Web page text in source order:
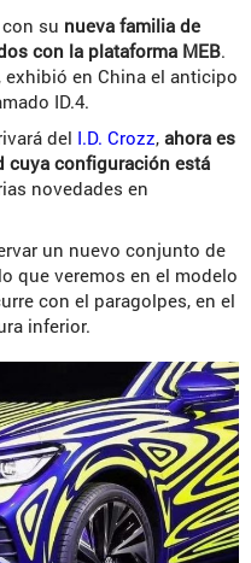
su nueva familia de
con la plataforma MEB.
exhibió en China el anticipo
ID.4.
del I.D. Crozz, ahora es
cuya configuración está
novedades en
un nuevo conjunto de
que veremos en el modelo
con el paragolpes, en el
inferior.